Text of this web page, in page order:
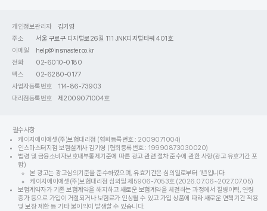
개인정보관리자
김기영
주소
서울 구로구 디지털로26길 111 JNK디지털타워 401호
이메일
help@insmaster.co.kr
전화
02-6010-0180
팩스
02-6280-0177
사업자등록번호
114-86-73903
대리점등록번호
제2009071004호
필수사항
케이지에이에셋(주)보험대리점 (협회등록번호 : 2009071004)
인스마스터지점 보험설계사 김기영 (협회등록번호 : 19990873030020)
법령 및 금융소비자보호내부통제기준에 따른 광고 관련 절차 준수에 관한 사항(광고 유효기간 포
함)
본 광고는 광고심의기준을 준수하였으며, 유효기간은 심의일로부터 1년입니다.
케이지에이에셋(주)보험대리점 심의필 제5906-7053호 (2026.07.06~2027.07.05)
보험계약자가 기존 보험계약을 해지하고 새로운 보험계약을 체결하는 과정에서 질병이력, 연령
증가 등으로 가입이 거절되거나 보험료가 인상될 수 있고 가입 상품에 따라 새로운 면책기간 적용
및 보장 제한 등 기타 불이익이 발생할 수 있습니다.